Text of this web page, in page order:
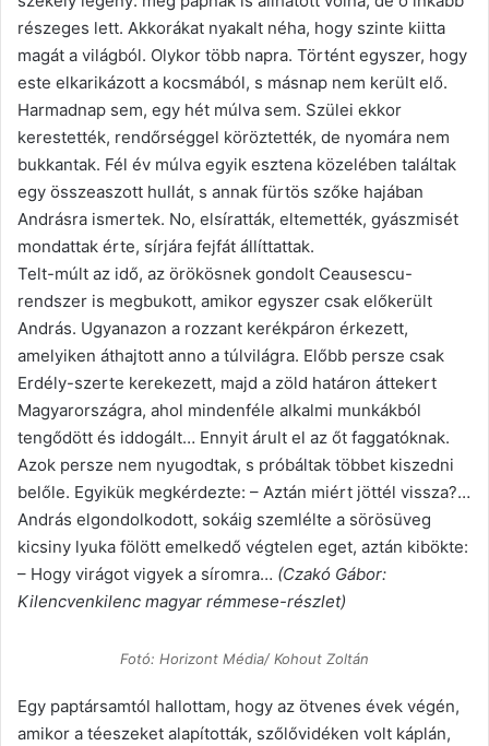
részeges lett. Akkorákat nyakalt néha, hogy szinte kiitta
magát a világból. Olykor több napra. Történt egyszer, hogy
este elkarikázott a kocsmából, s másnap nem került elő.
Harmadnap sem, egy hét múlva sem. Szülei ekkor
kerestették, rendőrséggel köröztették, de nyomára nem
bukkantak. Fél év múlva egyik esztena közelében találtak
egy összeaszott hullát, s annak fürtös szőke hajában
Andrásra ismertek. No, elsíratták, eltemették, gyászmisét
mondattak érte, sírjára fejfát állíttattak.
Telt-múlt az idő, az örökösnek gondolt Ceausescu-
rendszer is megbukott, amikor egyszer csak előkerült
András. Ugyanazon a rozzant kerékpáron érkezett,
amelyiken áthajtott anno a túlvilágra. Előbb persze csak
Erdély-szerte kerekezett, majd a zöld határon áttekert
Magyarországra, ahol mindenféle alkalmi munkákból
tengődött és iddogált… Ennyit árult el az őt faggatóknak.
Azok persze nem nyugodtak, s próbáltak többet kiszedni
belőle. Egyikük megkérdezte: – Aztán miért jöttél vissza?…
András elgondolkodott, sokáig szemlélte a sörösüveg
kicsiny lyuka fölött emelkedő végtelen eget, aztán kibökte:
– Hogy virágot vigyek a síromra… (Czakó Gábor:
Kilencvenkilenc magyar rémmese-részlet)
Fotó: Horizont Média/ Kohout Zoltán
Egy paptársamtól hallottam, hogy az ötvenes évek végén,
amikor a téeszeket alapították, szőlővidéken volt káplán,